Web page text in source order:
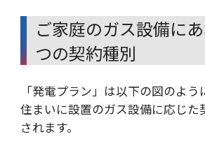
ご家庭のガス設備に
つの契約種別
「発電プラン」は以下の図のよ
住まいに設置のガス設備に応じた
されます。